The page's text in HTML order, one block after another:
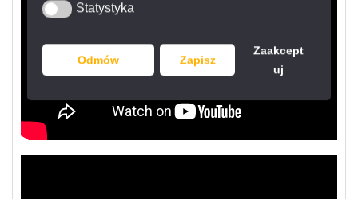
StatystykaStatystyka
Odmów Zapisz
Zaakcept
uj